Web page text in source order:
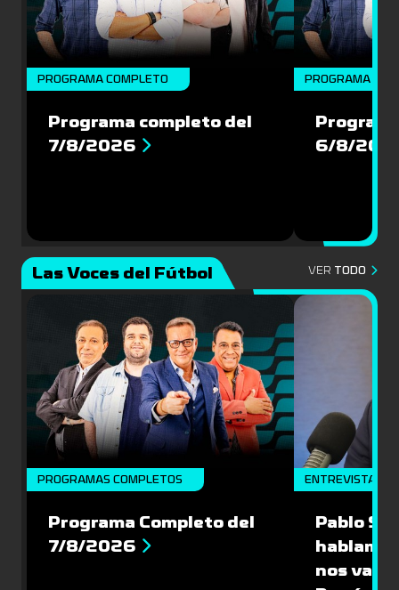
PROGRAMA COMPLETO
Programa completo del
7/8/2026
PROGRAMA
6/8/
Las Voces del Fútbol VER TODO
PROGRAMAS COMPLETOS
Programa Completo del
7/8/2026
ENTREVISTA
Pablo
nos